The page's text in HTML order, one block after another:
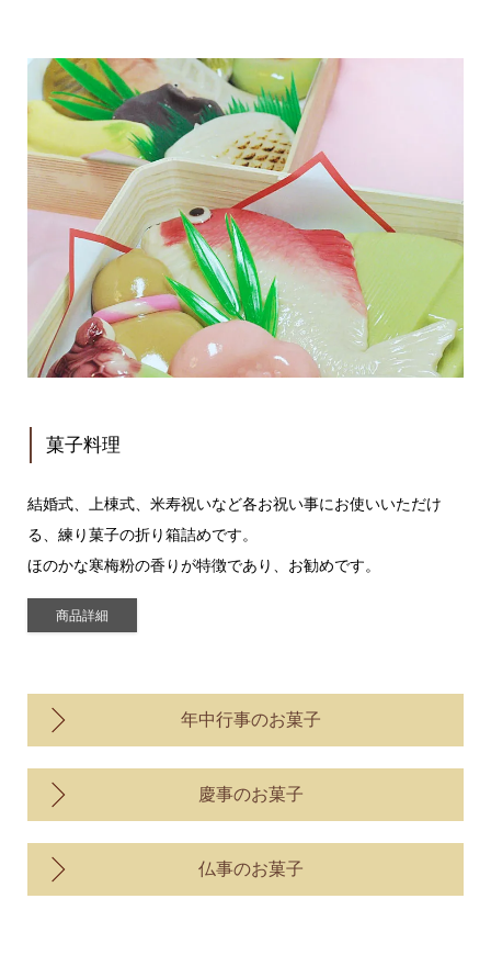
菓子料理
結婚式、上棟式、米寿祝いなど各お祝い事にお使いいただけ
る、練り菓子の折り箱詰めです。
ほのかな寒梅粉の香りが特徴であり、お勧めです。
商品詳細
年中行事のお菓子
慶事のお菓子
仏事のお菓子